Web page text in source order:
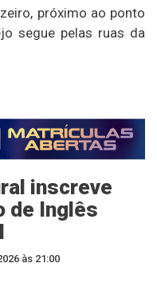
próximo ao ponto
segue pelas ruas da
inscreve
de Inglês
às 21:00